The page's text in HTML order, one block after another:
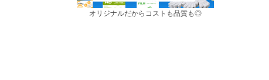
オリジナルだからコストも品質も◎